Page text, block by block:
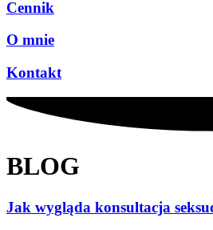
Cennik
O mnie
Kontakt
BLOG
Jak wygląda konsultacja